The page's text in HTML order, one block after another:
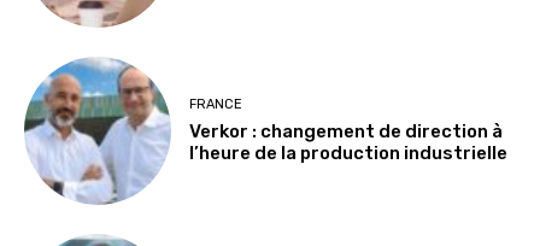
FRANCE
Verkor : changement de direction à
l’heure de la production industrielle